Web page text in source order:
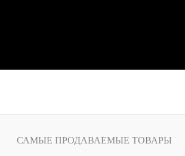
САМЫЕ ПРОДАВАЕМЫЕ ТОВАРЫ